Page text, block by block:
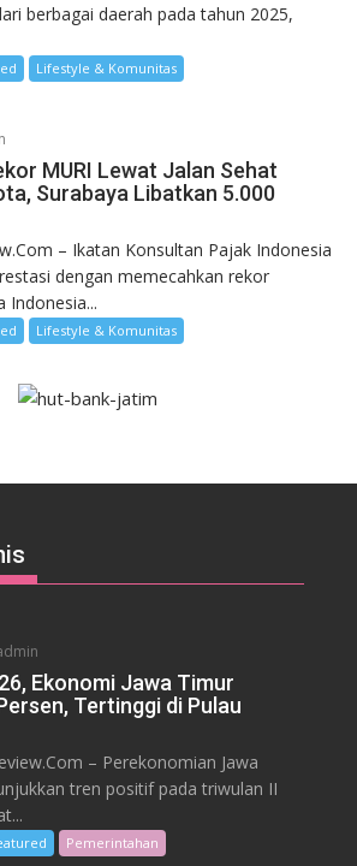
berbagai daerah pada tahun 2025,
Lifestyle & Komunitas
MURI Lewat Jalan Sehat
Surabaya Libatkan 5.000
– Ikatan Konsultan Pajak Indonesia
dengan memecahkan rekor
Indonesia...
Lifestyle & Komunitas
Ekonomi Jawa Timur
Tertinggi di Pulau
– Perekonomian Jawa
tren positif pada triwulan II
Pemerintahan